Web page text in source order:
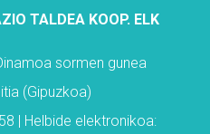
TALDEA KOOP. ELK
sormen gunea
(Gipuzkoa)
| Helbide elektronikoa: